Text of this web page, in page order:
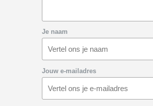
Je naam
Jouw e-mailadres